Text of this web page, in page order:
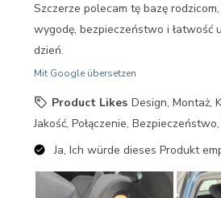
Szczerze polecam tę bazę
wygodę, bezpieczeństwo i łatwość
dzień.
Mit Google übersetzen
Product Likes Design, Montaż,
Jakość, Połączenie,
Ja, Ich würde dieses Produkt